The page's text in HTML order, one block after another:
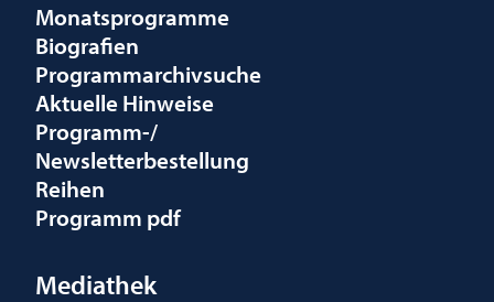
Monatsprogramme
Biografien
Programmarchivsuche
Aktuelle Hinweise
Programm-/
Newsletterbestellung
Reihen
Programm pdf
Mediathek